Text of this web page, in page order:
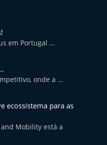
em Portugal ...
onde a ...
ecossistema para as
and Mobility está a